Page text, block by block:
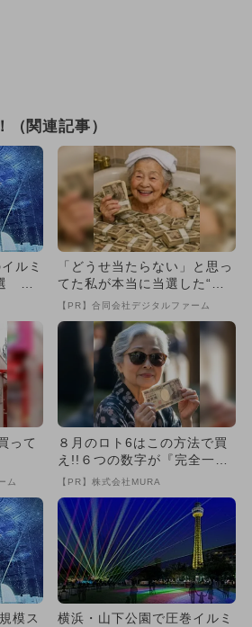
（関連記事）
ルミ
人
「どうせ当たらない」と思っ
てた私が本当に当選した“買
い方”がこれ
【PR】合同会社デジタルファーム
って
ム
８月のロト6はこの方法で買
え!!６つの数字が『完全一
致』する方法
【PR】株式会社MURA
模ス
横浜・山下公園で圧巻イルミ